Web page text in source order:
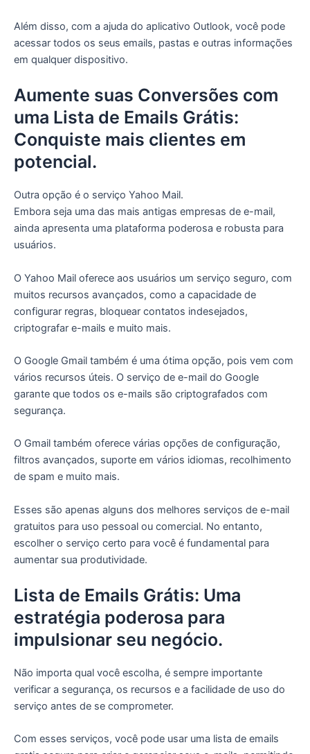
Além disso, com a ajuda do aplicativo Outlook, você pode
acessar todos os seus emails, pastas e outras informações
em qualquer dispositivo.
Aumente suas Conversões com
uma Lista de Emails Grátis:
Conquiste mais clientes em
potencial.
Outra opção é o serviço Yahoo Mail.
Embora seja uma das mais antigas empresas de e-mail,
ainda apresenta uma plataforma poderosa e robusta para
usuários.
O Yahoo Mail oferece aos usuários um serviço seguro, com
muitos recursos avançados, como a capacidade de
configurar regras, bloquear contatos indesejados,
criptografar e-mails e muito mais.
O Google Gmail também é uma ótima opção, pois vem com
vários recursos úteis. O serviço de e-mail do Google
garante que todos os e-mails são criptografados com
segurança.
O Gmail também oferece várias opções de configuração,
filtros avançados, suporte em vários idiomas, recolhimento
de spam e muito mais.
Esses são apenas alguns dos melhores serviços de e-mail
gratuitos para uso pessoal ou comercial. No entanto,
escolher o serviço certo para você é fundamental para
aumentar sua produtividade.
Lista de Emails Grátis: Uma
estratégia poderosa para
impulsionar seu negócio.
Não importa qual você escolha, é sempre importante
verificar a segurança, os recursos e a facilidade de uso do
serviço antes de se comprometer.
Com esses serviços, você pode usar uma lista de emails